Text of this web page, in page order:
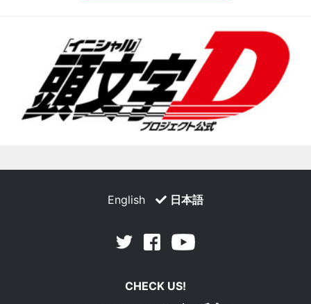
English 日本語
Twitter Facebook
CHECK US!